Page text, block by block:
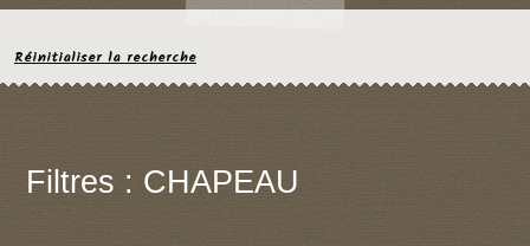
Réinitialiser la recherche
Filtres : CHAPEAU